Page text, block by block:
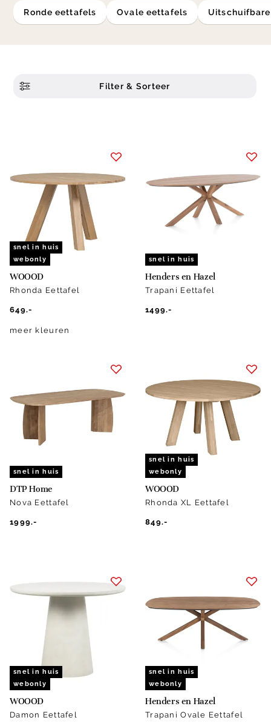
ronde eettafels ovale eettafels
Filter & Sorteer
snel in huis
webonly
WOOOD
Rhonda Eettafel
649.-
meer kleuren
snel in huis
Henders en Hazel
Trapani Eettafel
1499.-
snel in huis
DTP Home
Nova Eettafel
1999.-
snel in huis
webonly
WOOOD
Rhonda XL Eettafel
849.-
snel in huis
webonly
WOOOD
Damon Eettafel
snel in huis
webonly
Henders en Hazel
Trapani Ovale Eettafel